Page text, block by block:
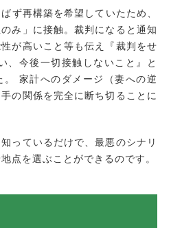
ず再構築を希望していたため、
み」に接触。裁判になると通知
が高いこと等も伝え『裁判をせ
、今後一切接触しないこと』と
家計へのダメージ（妻への逆
の関係を完全に断ち切ることに
っているだけで、最悪のシナリ
点を選ぶことができるのです。